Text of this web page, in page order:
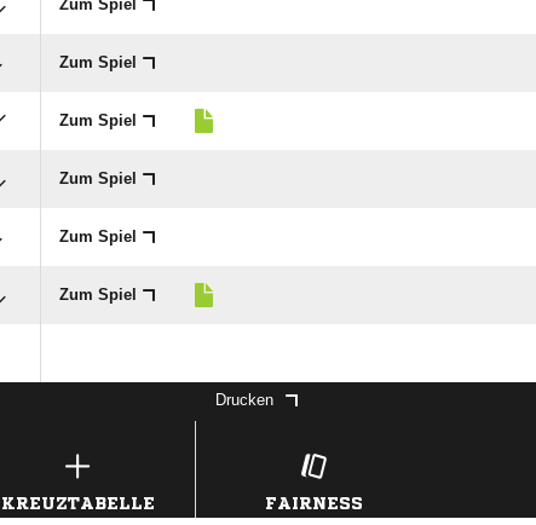
Zum Spiel
Zum Spiel
Zum Spiel
Zum Spiel
Zum Spiel
Zum Spiel
Drucken
KREUZTABELLE FAIRNESS